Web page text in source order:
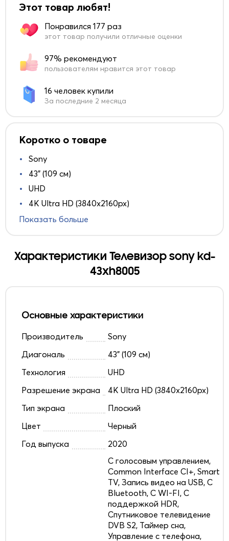
Этот товар любят!
Понравился 177 раз
этот товар получили отличные оценки
97% рекомендуют
пользователям нравится этот товар
16 человек купили
За последние 2 месяца
Коротко о товаре
Sony
43" (109 см)
UHD
4K Ultra HD (3840x2160px)
Показать больше
Характеристики Телевизор sony kd-
43xh8005
Основные характеристики
Производитель
Sony
Диагональ
43" (109 см)
Технология
UHD
Разрешение экрана
4K Ultra HD (3840x2160px)
Тип экрана
Плоский
Цвет
Черный
Год выпуска
2020
C голосовым управлением,
Common Interface CI+, Smart
TV, Запись видео на USB, С
Bluetooth, С WI-FI, С
поддержкой HDR,
Спутниковое телевидение
DVB S2, Таймер сна,
Управление с телефона,